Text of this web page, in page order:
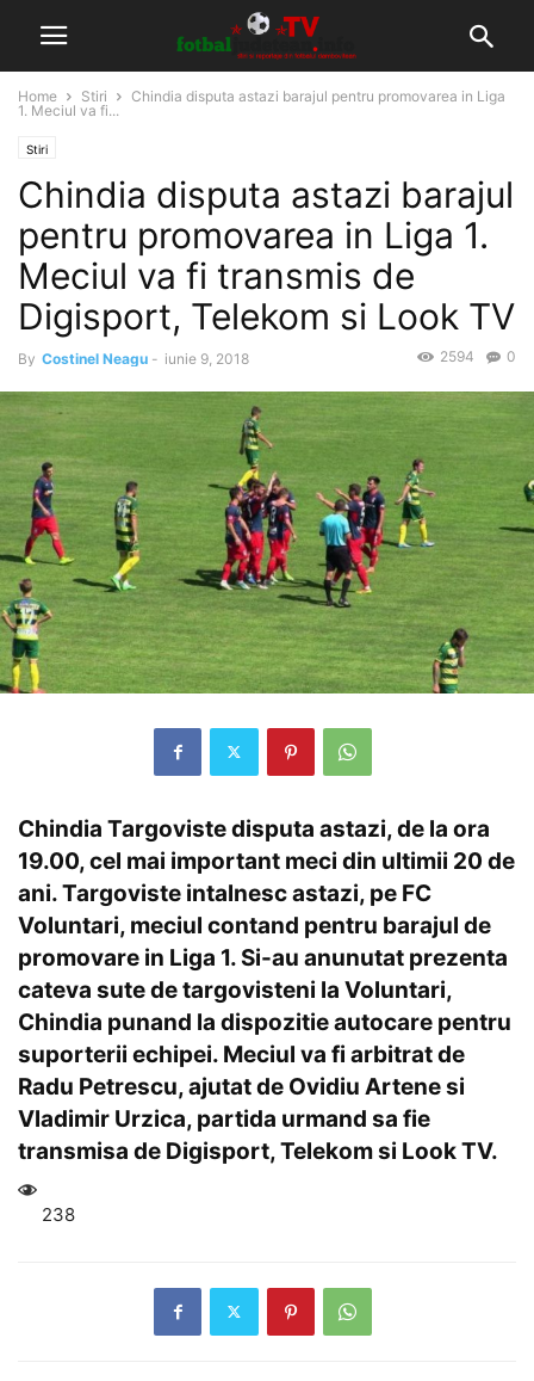
Home Stiri
Chindia disputa astazi barajul pentru promovarea in Liga
1. Meciul va fi...
Stiri
Chindia disputa astazi barajul
pentru promovarea in Liga 1.
Meciul va fi transmis de
Digisport, Telekom si Look TV
By Costinel Neagu - iunie 9, 2018 0
2594
Chindia Targoviste disputa astazi, de la ora
19.00, cel mai important meci din ultimii 20 de
ani. Targoviste intalnesc astazi, pe FC
Voluntari, meciul contand pentru barajul de
promovare in Liga 1. Si-au anunutat prezenta
cateva sute de targovisteni la Voluntari,
Chindia punand la dispozitie autocare pentru
suporterii echipei. Meciul va fi arbitrat de
Radu Petrescu, ajutat de Ovidiu Artene si
Vladimir Urzica, partida urmand sa fie
transmisa de Digisport, Telekom si Look TV.
238